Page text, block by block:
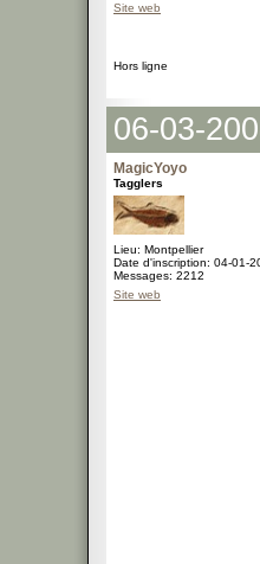
Site web
Hors ligne
06-03-
MagicYoyo
Tagglers
Lieu: Montpellier
Date d'inscription: 04-01-
Messages: 2212
Site web